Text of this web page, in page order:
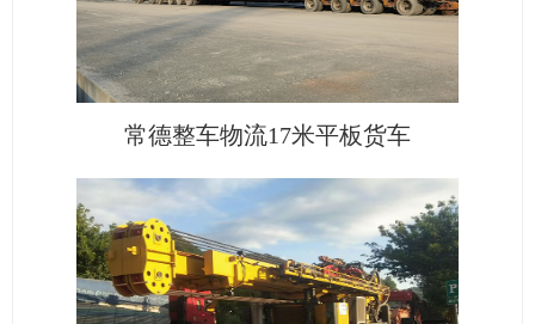
常德整车物流17米平板货车